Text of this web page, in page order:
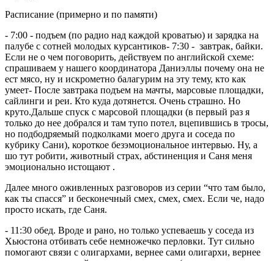
Расписание (примерно и по памяти)
- 7:00 - подъем (по радио над каждой кроватью) и зарядка на
палубе с сотней молодых курсантиков- 7:30 - завтрак, байки.
Если не о чем поговорить, действуем по английской схеме:
спрашиваем у нашего координатора Даниэллы почему она не
ест мясо, ну и искрометно балагурим на эту тему, кто как
умеет- После завтрака подъем на мачты, марсовые площадки,
сайлинги и реи. Кто куда дотянется. Очень страшно. Но
круто.Дальше спуск с марсовой площадки (в первый раз я
только до нее добрался и там тупо потел, вцепившись в тросы,
но подбодряемый подколками моего друга и соседа по
кубрику Сани), короткое безэмоциональное интервью. Ну, а
шо тут робити, животный страх, абстиненция и Саня меня
эмоционально истощают .
Далее много оживленных разговоров из серии “что там было,
как ты спасся” и бесконечный смех, смех, смех. Если че, надо
просто искать, где Саня.
- 11:30 обед. Вроде и рано, но только успеваешь у соседа из
Хьюстона отбивать себе немножечко перловки. Тут сильно
помогают связи с олигархами, вернее сами олигархи, вернее